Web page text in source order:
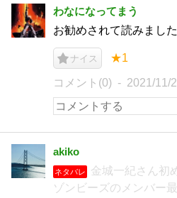
わなになってまう
お勧めされて読みました
ナイス ★1
コメント(0) 2021/11/
akiko
ネタバレ
金城一紀さん初
ゾンビーズのメンバー